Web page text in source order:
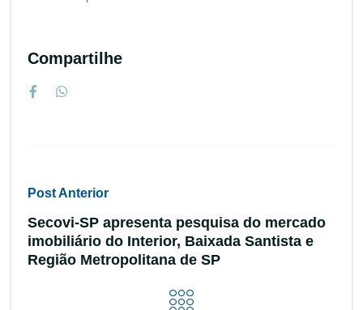
Compartilhe
Post Anterior
Secovi-SP apresenta pesquisa do mercado
imobiliário do Interior, Baixada Santista e
Região Metropolitana de SP